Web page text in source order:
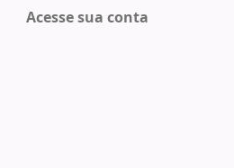
Acesse sua conta